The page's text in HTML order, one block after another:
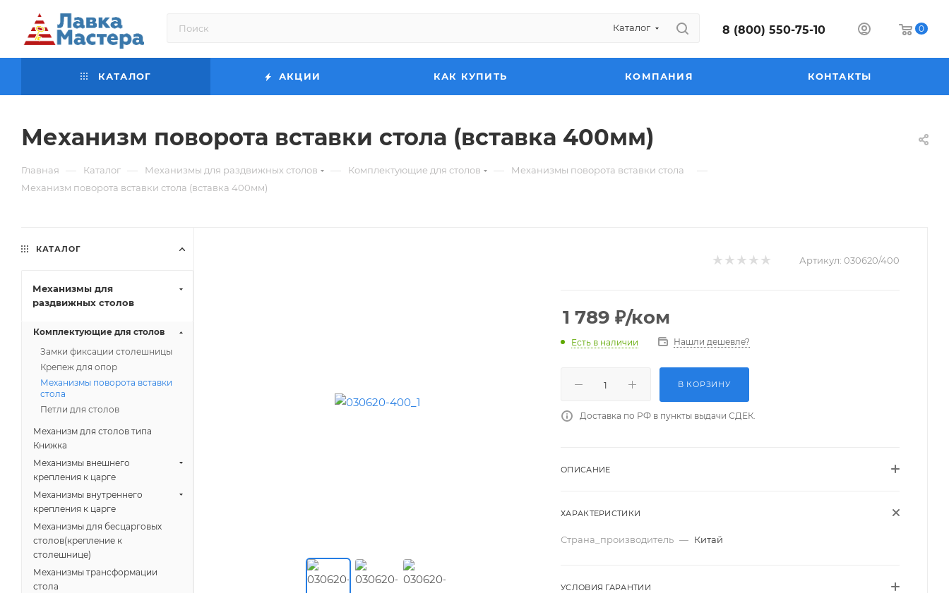
Каталог 8 (800) 550-75-10 0
КАТАЛОГ АКЦИИ КАК КУПИТЬ КОМПАНИЯ КОНТАКТЫ
Механизм поворота вставки стола (вставка 400мм)
Главная — Каталог — Механизмы для раздвижных столов — Комплектующие для столов — Механизмы поворота вставки стола —
Механизм поворота вставки стола (вставка 400мм)
Артикул: 030620/400
1 789 ₽/ком
Есть в наличии Нашли дешевле?
В КОРЗИНУ
Доставка по РФ в пункты выдачи СДЕК.
ОПИСАНИЕ
ХАРАКТЕРИСТИКИ
Страна_производитель — Китай
УСЛОВИЯ ГАРАНТИИ
КАТАЛОГ
Механизмы для
раздвижных столов
Комплектующие для столов
Замки фиксации столешницы
Крепеж для опор
Механизмы поворота вставки
стола
Петли для столов
Механизм для столов типа
Книжка
Механизмы внешнего
крепления к царге
Механизмы внутреннего
крепления к царге
Механизмы для бесцарговых
столов(крепление к
столешнице)
Механизмы трансформации
стола